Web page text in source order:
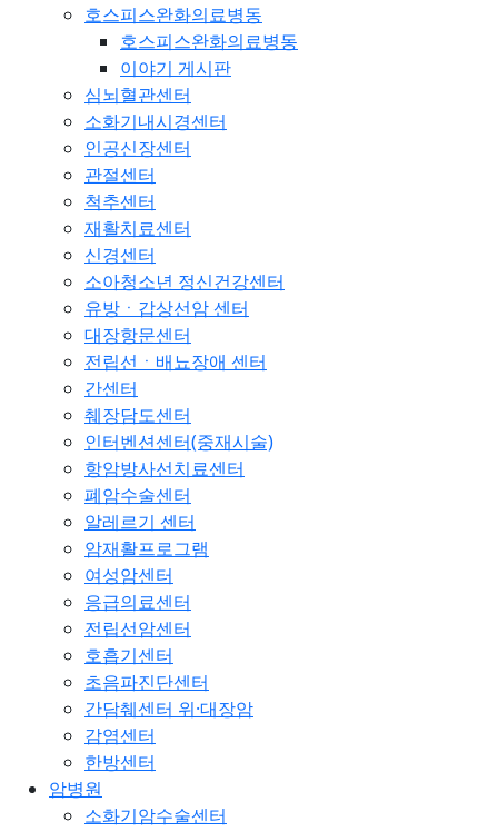
호스피스완화의료병동
호스피스완화의료병동
이야기 게시판
심뇌혈관센터
소화기내시경센터
인공신장센터
관절센터
척추센터
재활치료센터
신경센터
소아청소년 정신건강센터
유방ㆍ갑상선암 센터
대장항문센터
전립선ㆍ배뇨장애 센터
간센터
췌장담도센터
인터벤션센터(중재시술)
항암방사선치료센터
폐암수술센터
알레르기 센터
암재활프로그램
여성암센터
응급의료센터
전립선암센터
호흡기센터
초음파진단센터
간담췌센터 위·대장암
감염센터
한방센터
암병원
소화기암수술센터